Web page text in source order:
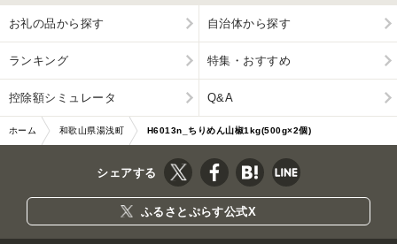
お礼の品から探す 自治体から探す
ランキング 特集・おすすめ
控除額シミュレータ Q&A
ホーム 和歌山県湯浅町 H6013n_ちりめん山椒1kg(500g×2個)
シェアする
ふるさとぷらす公式X